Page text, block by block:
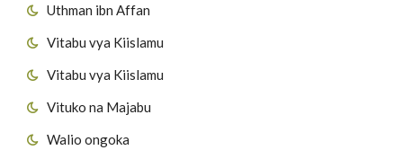
Uthman ibn Affan
Vitabu vya Kiislamu
Vitabu vya Kiislamu
Vituko na Majabu
Walio ongoka